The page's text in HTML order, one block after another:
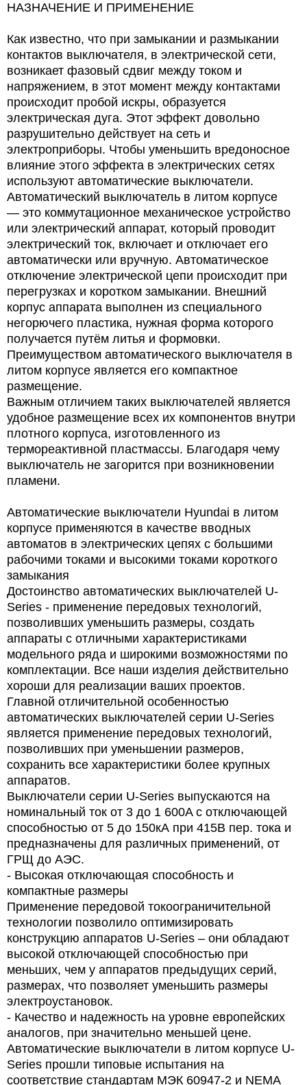
НАЗНАЧЕНИЕ И ПРИМЕНЕНИЕ
Как известно, что при замыкании и размыкании
контактов выключателя, в электрической сети,
возникает фазовый сдвиг между током и
напряжением, в этот момент между контактами
происходит пробой искры, образуется
электрическая дуга. Этот эффект довольно
разрушительно действует на сеть и
электроприборы. Чтобы уменьшить вредоносное
влияние этого эффекта в электрических сетях
используют автоматические выключатели.
Автоматический выключатель в литом корпусе
— это коммутационное механическое устройство
или электрический аппарат, который проводит
электрический ток, включает и отключает его
автоматически или вручную. Автоматическое
отключение электрической цепи происходит при
перегрузках и коротком замыкании. Внешний
корпус аппарата выполнен из специального
негорючего пластика, нужная форма которого
получается путём литья и формовки.
Преимуществом автоматического выключателя в
литом корпусе является его компактное
размещение.
Важным отличием таких выключателей является
удобное размещение всех их компонентов внутри
плотного корпуса, изготовленного из
термореактивной пластмассы. Благодаря чему
выключатель не загорится при возникновении
пламени.
Автоматические выключатели Hyundai в литом
корпусе применяются в качестве вводных
автоматов в электрических цепях с большими
рабочими токами и высокими токами короткого
замыкания
Достоинство автоматических выключателей U-
Series - применение передовых технологий,
позволивших уменьшить размеры, создать
аппараты с отличными характеристиками
модельного ряда и широкими возможностями по
комплектации. Все наши изделия действительно
хороши для реализации ваших проектов.
Главной отличительной особенностью
автоматических выключателей серии U-Series
является применение передовых технологий,
позволивших при уменьшении размеров,
сохранить все характеристики более крупных
аппаратов.
Выключатели серии U-Series выпускаются на
номинальный ток от 3 до 1 600A с отключающей
способностью от 5 до 150кА при 415В пер. тока и
предназначены для различных применений, от
ГРЩ до АЭС.
- Высокая отключающая способность и
компактные размеры
Применение передовой токоограничительной
технологии позволило оптимизировать
конструкцию аппаратов U-Series – они обладают
высокой отключающей способностью при
меньших, чем у аппаратов предыдущих серий,
размерах, что позволяет уменьшить размеры
электроустановок.
- Качество и надежность на уровне европейских
аналогов, при значительно меньшей цене.
Автоматические выключатели в литом корпусе U-
Series прошли типовые испытания на
соответствие стандартам МЭК 60947-2 и NEMA